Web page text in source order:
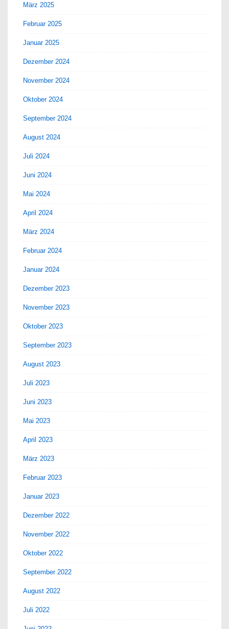
März 2025
Februar 2025
Januar 2025
Dezember 2024
November 2024
Oktober 2024
September 2024
August 2024
Juli 2024
Juni 2024
Mai 2024
April 2024
März 2024
Februar 2024
Januar 2024
Dezember 2023
November 2023
Oktober 2023
September 2023
August 2023
Juli 2023
Juni 2023
Mai 2023
April 2023
März 2023
Februar 2023
Januar 2023
Dezember 2022
November 2022
Oktober 2022
September 2022
August 2022
Juli 2022